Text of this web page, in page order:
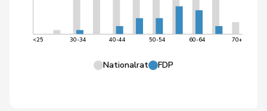
<25 30-34 40-44 50-54 60-64 70+
Nationalrat FDP